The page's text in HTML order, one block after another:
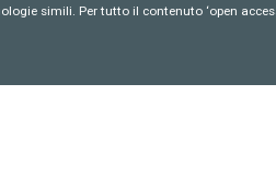
simili. Per tutto il contenuto ‘open